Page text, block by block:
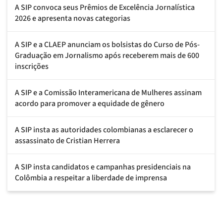
A SIP convoca seus Prêmios de Excelência Jornalística
2026 e apresenta novas categorias
A SIP e a CLAEP anunciam os bolsistas do Curso de Pós-
Graduação em Jornalismo após receberem mais de 600
inscrições
A SIP e a Comissão Interamericana de Mulheres assinam
acordo para promover a equidade de gênero
A SIP insta as autoridades colombianas a esclarecer o
assassinato de Cristian Herrera
A SIP insta candidatos e campanhas presidenciais na
Colômbia a respeitar a liberdade de imprensa